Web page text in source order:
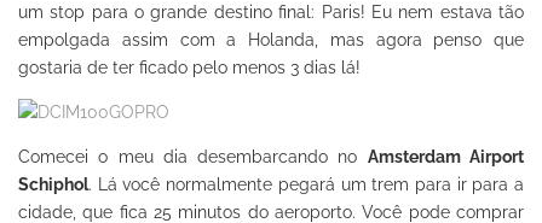
um stop para o grande destino final: Paris! Eu nem estava tão
empolgada assim com a Holanda, mas agora penso que
gostaria de ter ficado pelo menos 3 dias lá!
Comecei o meu dia desembarcando no Amsterdam Airport
Schiphol. Lá você normalmente pegará um trem para ir para a
cidade, que fica 25 minutos do aeroporto. Você pode comprar